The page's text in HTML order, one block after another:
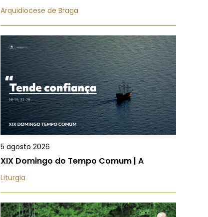
Arquidiocese de Braga
5 agosto 2026
XIX Domingo do Tempo Comum | A
Liturgia